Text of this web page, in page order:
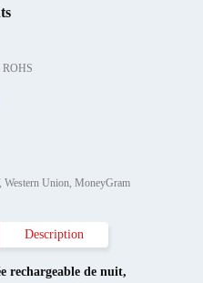
Union, MoneyGram
Description
rechargeable de nuit,